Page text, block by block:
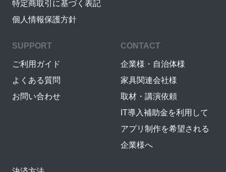
特定商取引に基づく表記
個人情報保護方針
SUPPORT
ご利用ガイド
よくある質問
お問い合わせ
CONTACT
企業様・自治体様
家具関連会社様
取材・講演依頼
IT導入補助金を利用して
アプリ制作を希望される
企業様へ